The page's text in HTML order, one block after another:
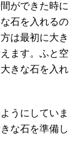
ができた時に
石を入れるの
は最初に大き
ます。ふと空
きな石を入れ
うにしていま
な石を準備し